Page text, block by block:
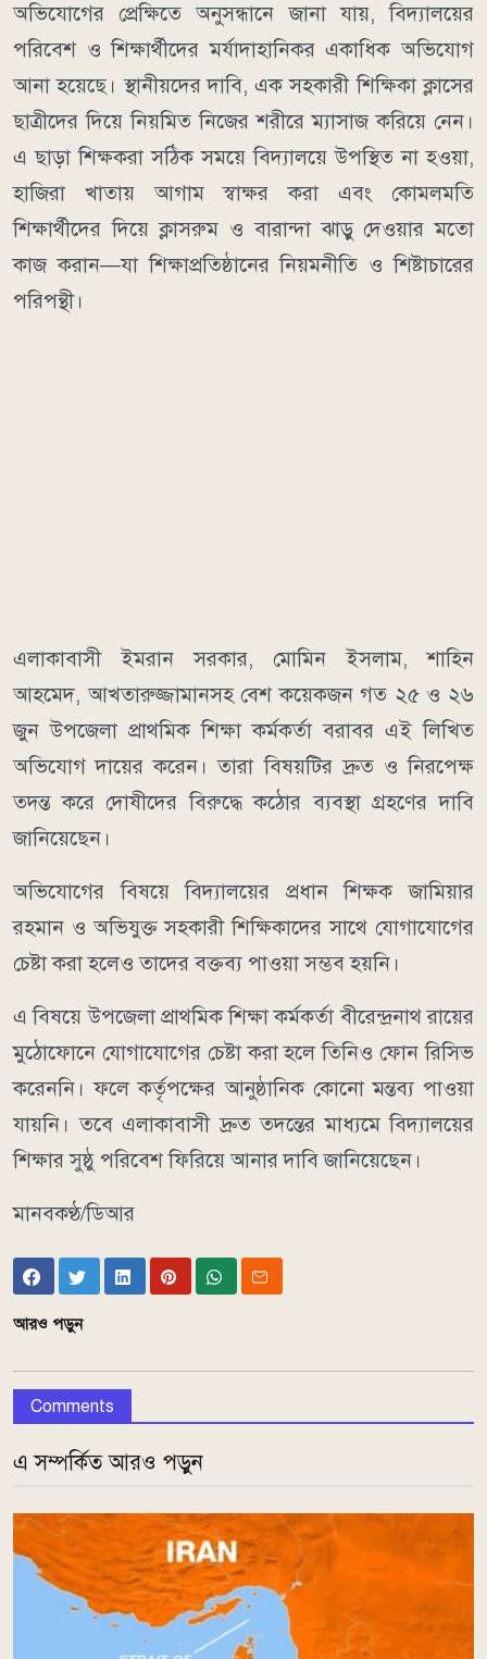
অভিযোগের প্রেক্ষিতে অনুসন্ধানে জানা যায়, বিদ্যালয়ের
পরিবেশ ও শিক্ষার্থীদের মর্যাদাহানিকর একাধিক অভিযোগ
আনা হয়েছে। স্থানীয়দের দাবি, এক সহকারী শিক্ষিকা ক্লাসের
ছাত্রীদের দিয়ে নিয়মিত নিজের শরীরে ম্যাসাজ করিয়ে নেন।
এ ছাড়া শিক্ষকরা সঠিক সময়ে বিদ্যালয়ে উপস্থিত না হওয়া,
হাজিরা খাতায় আগাম স্বাক্ষর করা এবং কোমলমতি
শিক্ষার্থীদের দিয়ে ক্লাসরুম ও বারান্দা ঝাড়ু দেওয়ার মতো
কাজ করান—যা শিক্ষাপ্রতিষ্ঠানের নিয়মনীতি ও শিষ্টাচারের
পরিপন্থী।
এলাকাবাসী ইমরান সরকার, মোমিন ইসলাম, শাহিন
আহমেদ, আখতারুজ্জামানসহ বেশ কয়েকজন গত ২৫ ও ২৬
জুন উপজেলা প্রাথমিক শিক্ষা কর্মকর্তা বরাবর এই লিখিত
অভিযোগ দায়ের করেন। তারা বিষয়টির দ্রুত ও নিরপেক্ষ
তদন্ত করে দোষীদের বিরুদ্ধে কঠোর ব্যবস্থা গ্রহণের দাবি
জানিয়েছেন।
অভিযোগের বিষয়ে বিদ্যালয়ের প্রধান শিক্ষক জামিয়ার
রহমান ও অভিযুক্ত সহকারী শিক্ষিকাদের সাথে যোগাযোগের
চেষ্টা করা হলেও তাদের বক্তব্য পাওয়া সম্ভব হয়নি।
এ বিষয়ে উপজেলা প্রাথমিক শিক্ষা কর্মকর্তা বীরেন্দ্রনাথ রায়ের
মুঠোফোনে যোগাযোগের চেষ্টা করা হলে তিনিও ফোন রিসিভ
করেননি। ফলে কর্তৃপক্ষের আনুষ্ঠানিক কোনো মন্তব্য পাওয়া
যায়নি। তবে এলাকাবাসী দ্রুত তদন্তের মাধ্যমে বিদ্যালয়ের
শিক্ষার সুষ্ঠু পরিবেশ ফিরিয়ে আনার দাবি জানিয়েছেন।
মানবকণ্ঠ/ডিআর
আরও পড়ুন
Comments
এ সম্পর্কিত আরও পড়ুন